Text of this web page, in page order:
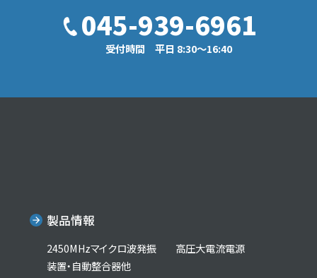
045-939-6961
受付時間 平日 8:30〜16:40
製品情報
2450MHzマイクロ波発振
装置・自動整合器他
高圧大電流電源